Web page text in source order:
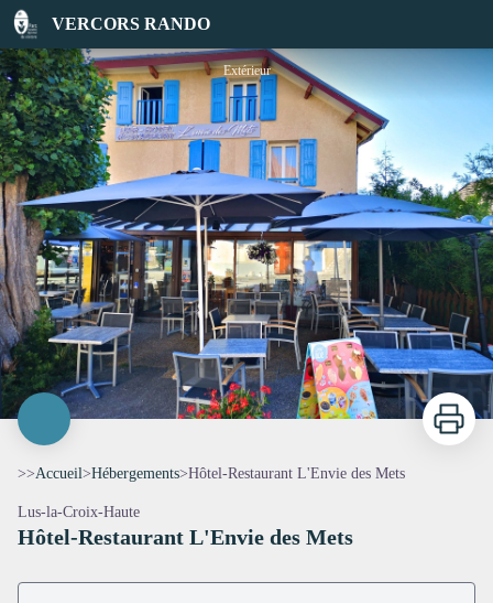
VERCORS RANDO
Hôtel-Restaurant L'Envie des Mets
Extérieur
Imprimer
>>Accueil>Hébergements>Hôtel-Restaurant L'Envie des Mets
Lus-la-Croix-Haute
Hôtel-Restaurant L'Envie des Mets